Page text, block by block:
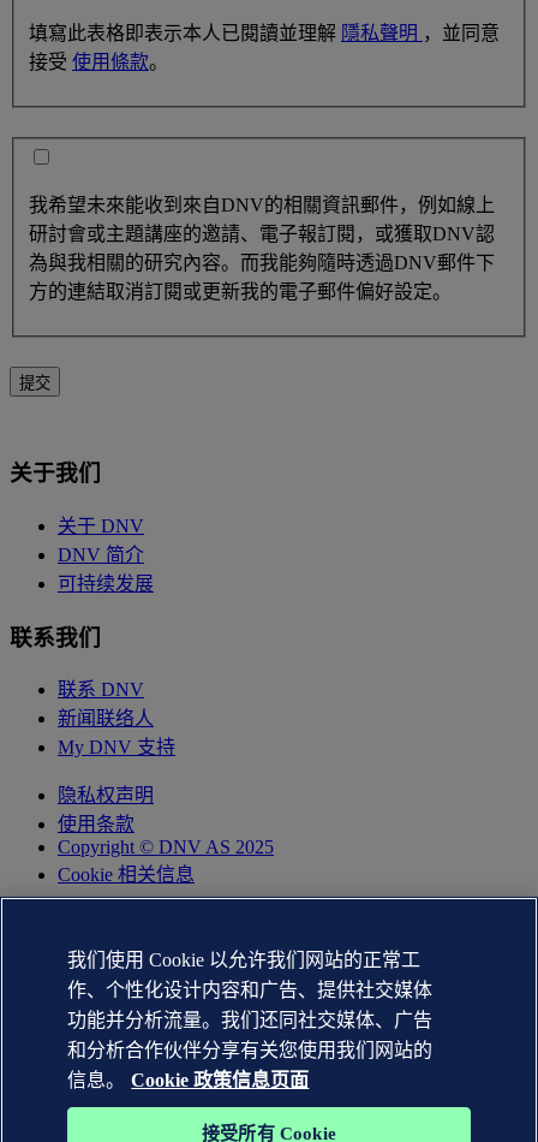
填寫此表格即表示本人已閱讀並理解 隱私聲明 ，並同意
接受 使用條款。
我希望未來能收到來自DNV的相關資訊郵件，例如線上
研討會或主題講座的邀請、電子報訂閱，或獲取DNV認
為與我相關的研究內容。而我能夠隨時透過DNV郵件下
方的連結取消訂閱或更新我的電子郵件偏好設定。
提交
关于我们
关于 DNV
DNV 简介
可持续发展
联系我们
联系 DNV
新闻联络人
My DNV 支持
隐私权声明
使用条款
Copyright © DNV AS 2025
Cookie 相关信息
我们使用 Cookie 以允许我们网站的正常工
作、个性化设计内容和广告、提供社交媒体
功能并分析流量。我们还同社交媒体、广告
和分析合作伙伴分享有关您使用我们网站的
信息。
Cookie 政策信息页面
接受所有 Cookie